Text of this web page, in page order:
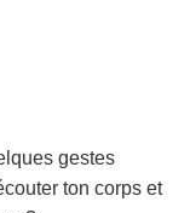
gestes
ton corps et